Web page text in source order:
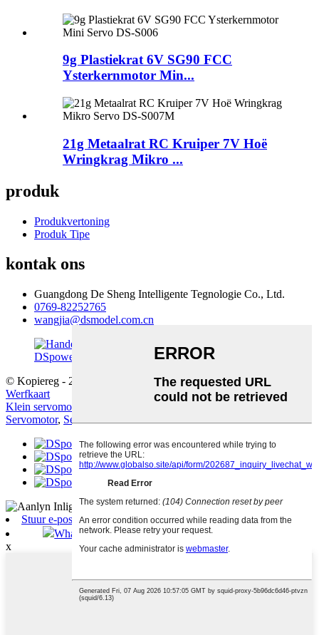
9g Plastiekrat 6V SG90 FCC
Ysterkernmotor Min...
21g Metaalrat RC Kruiper 7V Hoë
Wringkrag Mikro ...
produk
Produkvertoning
Produk Tipe
kontak ons
Guangdong De Sheng Intelligente Tegnologie Co., Ltd.
0769-82252765
wangjia@dsmodel.com.cn
© Kopiereg - 2010-2025: Alle regte voorbehou. Warm Produkte
Werfkaart
Klein servomotor
Servomotor, Servo Lae Profiel
Stuur e-pos
WhatsApp
x